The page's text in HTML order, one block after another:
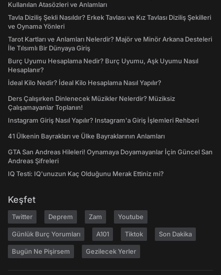
Kullanılan Atasözleri ve Anlamları
Tavla Diziliş Şekli Nasıldır? Erkek Tavlası ve Kız Tavlası Diziliş Şekilleri
ve Oynama Yönleri
Tarot Kartları ve Anlamları Nelerdir? Majör ve Minör Arkana Desteleri
İle Tılsımlı Bir Dünyaya Giriş
Burç Uyumu Hesaplama Nedir? Burç Uyumu, Aşk Uyumu Nasıl
Hesaplanır?
İdeal Kilo Nedir? İdeal Kilo Hesaplama Nasıl Yapılır?
Ders Çalışırken Dinlenecek Müzikler Nelerdir? Müziksiz
Çalışamayanlar Toplanın!
Instagram Giriş Nasıl Yapılır? Instagram'a Giriş İşlemleri Rehberi
41 Ülkenin Bayrakları ve Ülke Bayraklarının Anlamları
GTA San Andreas Hileleri! Oynamaya Doyamayanlar İçin Güncel San
Andreas Şifreleri
IQ Testi: IQ'unuzun Kaç Olduğunu Merak Ettiniz mi?
Keşfet
Twitter Deprem Zam Youtube
Günlük Burç Yorumları A101 Tiktok Son Dakika
Bugün Ne Pişirsem Gezilecek Yerler